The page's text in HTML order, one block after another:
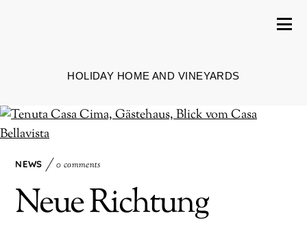
HOLIDAY HOME AND VINEYARDS
NEWS 0 comments
Neue Richtung